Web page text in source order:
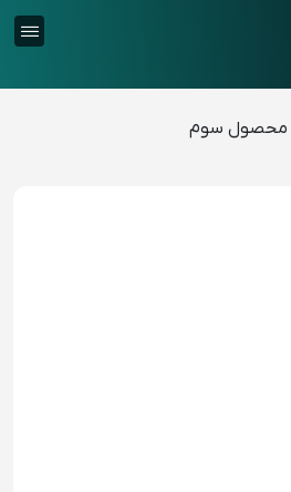
محصول سوم